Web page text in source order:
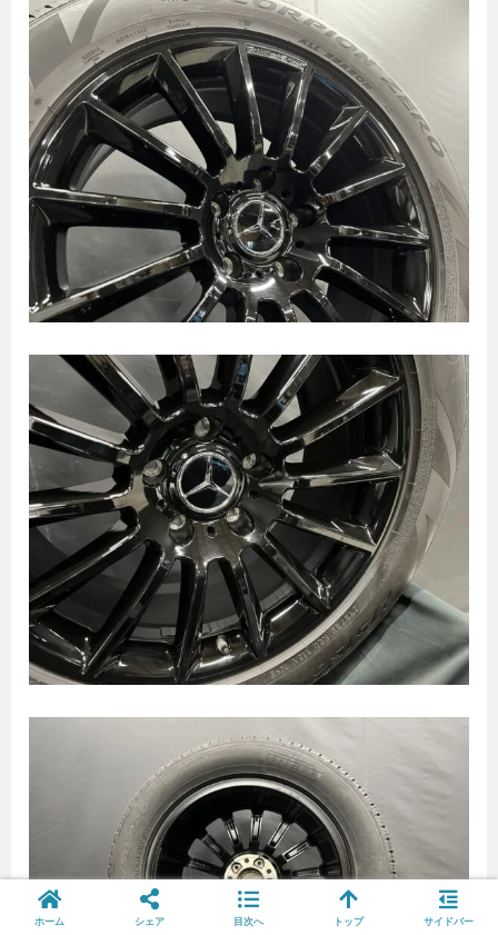
ホーム シェア 目次へ トップ サイドバー